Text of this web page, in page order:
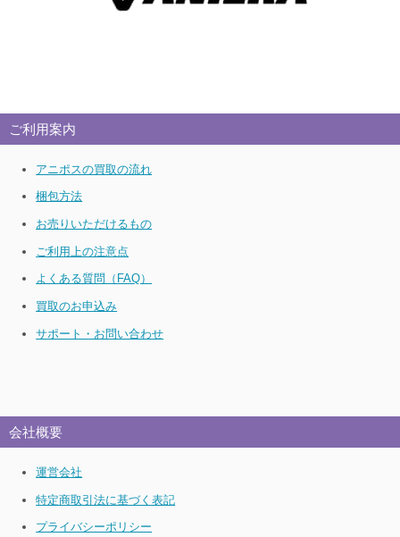
ご利用案内
アニポスの買取の流れ
梱包方法
お売りいただけるもの
ご利用上の注意点
よくある質問（FAQ）
買取のお申込み
サポート・お問い合わせ
会社概要
運営会社
特定商取引法に基づく表記
プライバシーポリシー